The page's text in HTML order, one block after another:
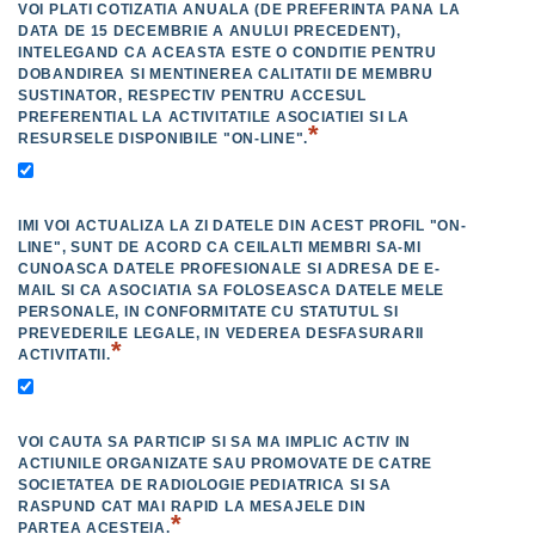
VOI PLATI COTIZATIA ANUALA (DE PREFERINTA PANA LA
DATA DE 15 DECEMBRIE A ANULUI PRECEDENT),
INTELEGAND CA ACEASTA ESTE O CONDITIE PENTRU
DOBANDIREA SI MENTINEREA CALITATII DE MEMBRU
SUSTINATOR, RESPECTIV PENTRU ACCESUL
PREFERENTIAL LA ACTIVITATILE ASOCIATIEI SI LA
RESURSELE DISPONIBILE "ON-LINE".*
IMI VOI ACTUALIZA LA ZI DATELE DIN ACEST PROFIL "ON-
LINE", SUNT DE ACORD CA CEILALTI MEMBRI SA-MI
CUNOASCA DATELE PROFESIONALE SI ADRESA DE E-
MAIL SI CA ASOCIATIA SA FOLOSEASCA DATELE MELE
PERSONALE, IN CONFORMITATE CU STATUTUL SI
PREVEDERILE LEGALE, IN VEDEREA DESFASURARII
ACTIVITATII.*
VOI CAUTA SA PARTICIP SI SA MA IMPLIC ACTIV IN
ACTIUNILE ORGANIZATE SAU PROMOVATE DE CATRE
SOCIETATEA DE RADIOLOGIE PEDIATRICA SI SA
RASPUND CAT MAI RAPID LA MESAJELE DIN
PARTEA ACESTEIA.*